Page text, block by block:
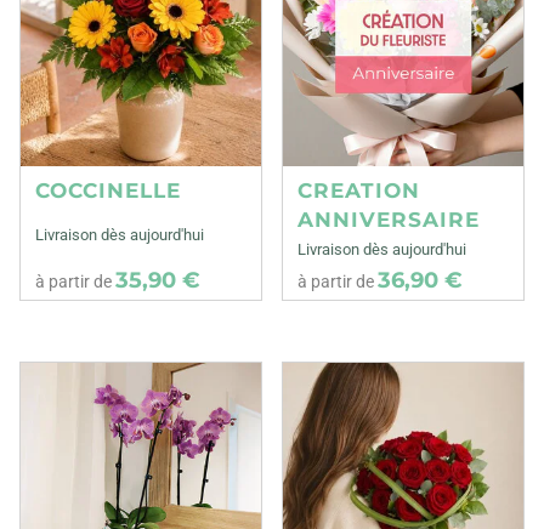
COCCINELLE
Livraison dès aujourd'hui
à partir de35,90 €
CREATION
ANNIVERSAIRE
Livraison dès aujourd'hui
à partir de36,90 €